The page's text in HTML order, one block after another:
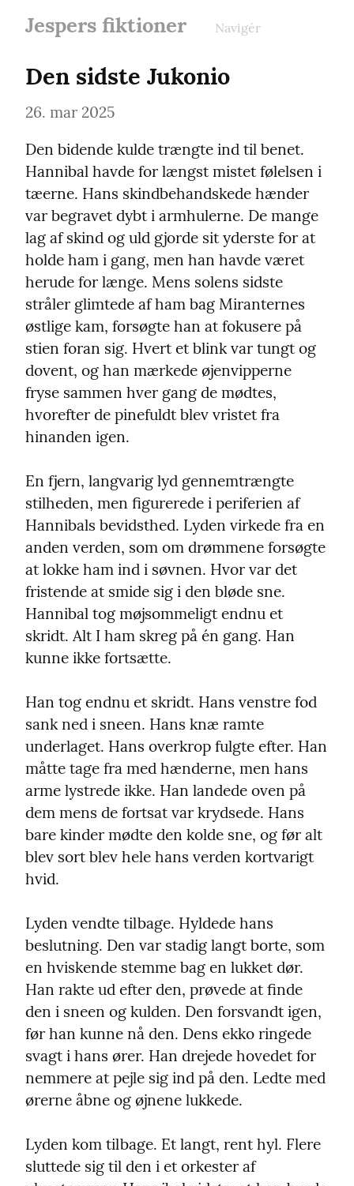
Jespers fiktioner Navigér
Den sidste Jukonio
26. mar 2025
Den bidende kulde trængte ind til benet.
Hannibal havde for længst mistet følelsen i
tæerne. Hans skindbehandskede hænder
var begravet dybt i armhulerne. De mange
lag af skind og uld gjorde sit yderste for at
holde ham i gang, men han havde været
herude for længe. Mens solens sidste
stråler glimtede af ham bag Miranternes
østlige kam, forsøgte han at fokusere på
stien foran sig. Hvert et blink var tungt og
dovent, og han mærkede øjenvipperne
fryse sammen hver gang de mødtes,
hvorefter de pinefuldt blev vristet fra
hinanden igen.
En fjern, langvarig lyd gennemtrængte
stilheden, men figurerede i periferien af
Hannibals bevidsthed. Lyden virkede fra en
anden verden, som om drømmene forsøgte
at lokke ham ind i søvnen. Hvor var det
fristende at smide sig i den bløde sne.
Hannibal tog møjsommeligt endnu et
skridt. Alt I ham skreg på én gang. Han
kunne ikke fortsætte.
Han tog endnu et skridt. Hans venstre fod
sank ned i sneen. Hans knæ ramte
underlaget. Hans overkrop fulgte efter. Han
måtte tage fra med hænderne, men hans
arme lystrede ikke. Han landede oven på
dem mens de fortsat var krydsede. Hans
bare kinder mødte den kolde sne, og før alt
blev sort blev hele hans verden kortvarigt
hvid.
Lyden vendte tilbage. Hyldede hans
beslutning. Den var stadig langt borte, som
en hviskende stemme bag en lukket dør.
Han rakte ud efter den, prøvede at finde
den i sneen og kulden. Den forsvandt igen,
før han kunne nå den. Dens ekko ringede
svagt i hans ører. Han drejede hovedet for
nemmere at pejle sig ind på den. Ledte med
ørerne åbne og øjnene lukkede.
Lyden kom tilbage. Et langt, rent hyl. Flere
sluttede sig til den i et orkester af